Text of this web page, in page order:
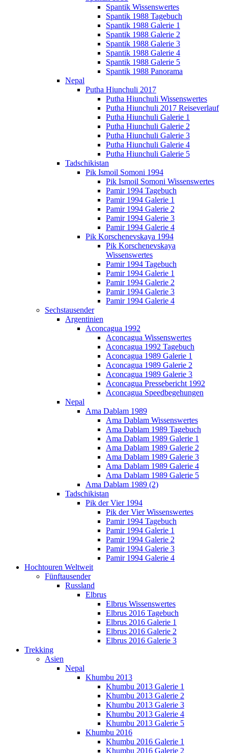
Spantik Wissenswertes
Spantik 1988 Tagebuch
Spantik 1988 Galerie 1
Spantik 1988 Galerie 2
Spantik 1988 Galerie 3
Spantik 1988 Galerie 4
Spantik 1988 Galerie 5
Spantik 1988 Panorama
Nepal
Putha Hiunchuli 2017
Putha Hiunchuli Wissenswertes
Putha Hiunchuli 2017 Reiseverlauf
Putha Hiunchuli Galerie 1
Putha Hiunchuli Galerie 2
Putha Hiunchuli Galerie 3
Putha Hiunchuli Galerie 4
Putha Hiunchuli Galerie 5
Tadschikistan
Pik Ismoil Somoni 1994
Pik Ismoil Somoni Wissenswertes
Pamir 1994 Tagebuch
Pamir 1994 Galerie 1
Pamir 1994 Galerie 2
Pamir 1994 Galerie 3
Pamir 1994 Galerie 4
Pik Korschenevskaya 1994
Pik Korschenevskaya
Wissenswertes
Pamir 1994 Tagebuch
Pamir 1994 Galerie 1
Pamir 1994 Galerie 2
Pamir 1994 Galerie 3
Pamir 1994 Galerie 4
Sechstausender
Argentinien
Aconcagua 1992
Aconcagua Wissenswertes
Aconcagua 1992 Tagebuch
Aconcagua 1989 Galerie 1
Aconcagua 1989 Galerie 2
Aconcagua 1989 Galerie 3
Aconcagua Pressebericht 1992
Aconcagua Speedbegehungen
Nepal
Ama Dablam 1989
Ama Dablam Wissenswertes
Ama Dablam 1989 Tagebuch
Ama Dablam 1989 Galerie 1
Ama Dablam 1989 Galerie 2
Ama Dablam 1989 Galerie 3
Ama Dablam 1989 Galerie 4
Ama Dablam 1989 Galerie 5
Ama Dablam 1989 (2)
Tadschikistan
Pik der Vier 1994
Pik der Vier Wissenswertes
Pamir 1994 Tagebuch
Pamir 1994 Galerie 1
Pamir 1994 Galerie 2
Pamir 1994 Galerie 3
Pamir 1994 Galerie 4
Hochtouren Weltweit
Fünftausender
Russland
Elbrus
Elbrus Wissenswertes
Elbrus 2016 Tagebuch
Elbrus 2016 Galerie 1
Elbrus 2016 Galerie 2
Elbrus 2016 Galerie 3
Trekking
Asien
Nepal
Khumbu 2013
Khumbu 2013 Galerie 1
Khumbu 2013 Galerie 2
Khumbu 2013 Galerie 3
Khumbu 2013 Galerie 4
Khumbu 2013 Galerie 5
Khumbu 2016
Khumbu 2016 Galerie 1
Khumbu 2016 Galerie 2